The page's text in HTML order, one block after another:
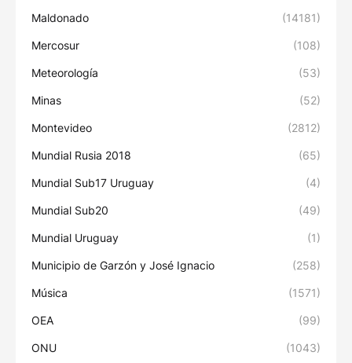
Maldonado (14181)
Mercosur (108)
Meteorología (53)
Minas (52)
Montevideo (2812)
Mundial Rusia 2018 (65)
Mundial Sub17 Uruguay (4)
Mundial Sub20 (49)
Mundial Uruguay (1)
Municipio de Garzón y José Ignacio (258)
Música (1571)
OEA (99)
ONU (1043)